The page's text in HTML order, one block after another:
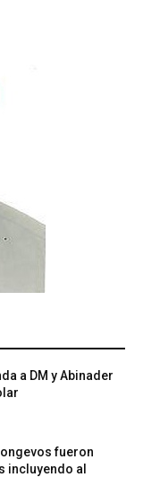
a DM y Abinader
fueron
incluyendo al